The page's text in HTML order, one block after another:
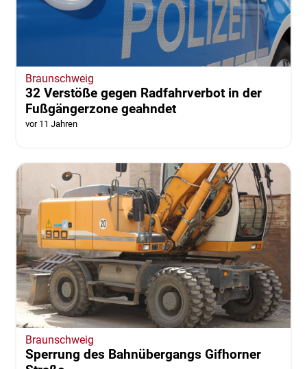
Braunschweig
32 Verstöße gegen Radfahrverbot in der
Fußgängerzone geahndet
vor 11 Jahren
Braunschweig
Sperrung des Bahnübergangs Gifhorner